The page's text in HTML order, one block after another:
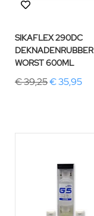
SIKAFLEX 290DC
DEKNADENRUBBER
WORST 600ML
€ 39,25€ 35,95